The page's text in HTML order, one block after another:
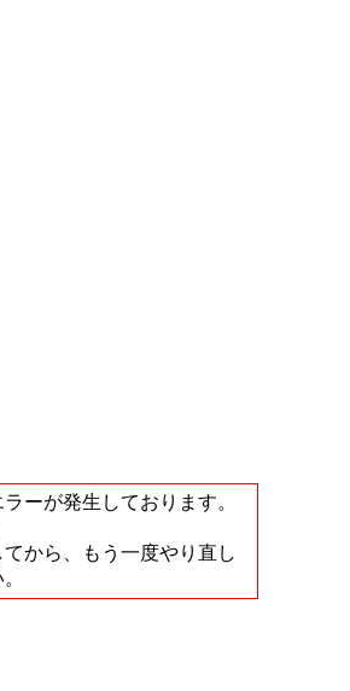
ーが発生しております。
てから、もう一度やり直し